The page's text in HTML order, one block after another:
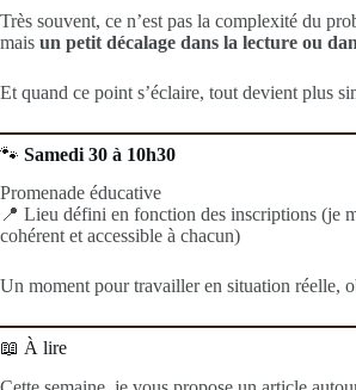
Très souvent, ce n’est pas la complexité du
mais un petit décalage dans la lecture ou
Et quand ce point s’éclaire, tout devient plus
🐾 Samedi 30 à 10h30
Promenade éducative
📍 Lieu défini en fonction des inscriptions (je
cohérent et accessible à chacun)
Un moment pour travailler en situation réelle,
📖 À lire